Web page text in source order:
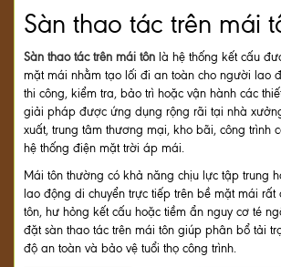
Sàn thao tác trên mái
Sàn thao tác trên mái tôn là hệ thống kết cấu
mặt mái nhằm tạo lối đi an toàn cho người lao
thi công, kiểm tra, bảo trì hoặc vận hành các
giải pháp được ứng dụng rộng rãi tại nhà
xuất, trung tâm thương mại, kho bãi, công trình
hệ thống điện mặt trời áp mái.
Mái tôn thường có khả năng chịu lực tập trung
lao động di chuyển trực tiếp trên bề mặt mái
tôn, hư hỏng kết cấu hoặc tiềm ẩn nguy cơ té
đặt sàn thao tác trên mái tôn giúp phân bổ tải
độ an toàn và bảo vệ tuổi thọ công trình.